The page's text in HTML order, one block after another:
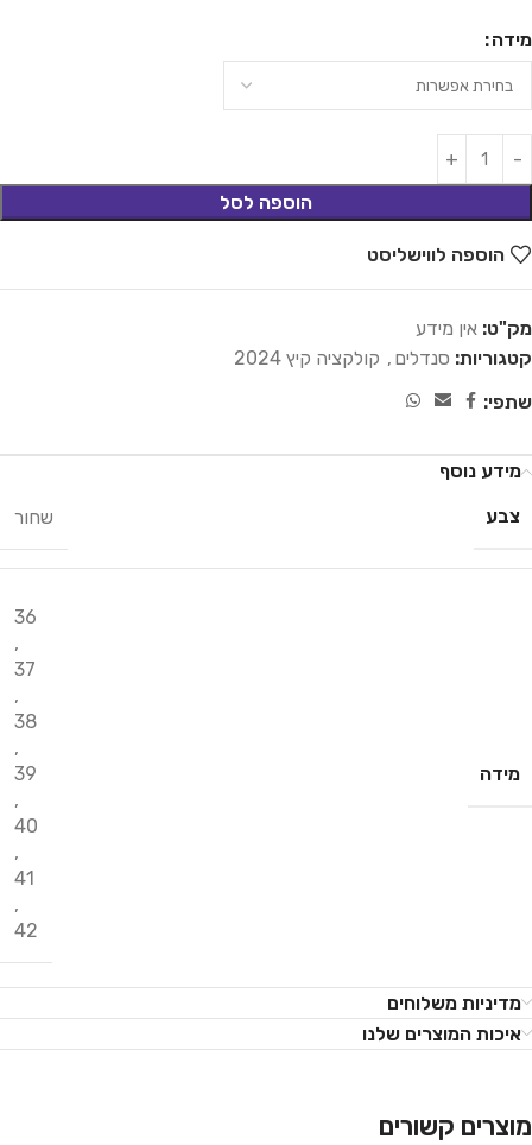
מידה
הוספה לסל
הוספה לווישליסט
מק"ט: אין מידע
קטגוריות: סנדלים , קולקציה קיץ 2024
שתפי:
מידע נוסף
צבע
שחור
מידה
36
,
37
,
38
,
39
,
40
,
41
,
42
מדיניות משלוחים
איכות המוצרים שלנו
מוצרים קשורים